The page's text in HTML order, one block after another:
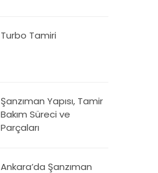
Turbo Tamiri
Şanzıman Yapısı, Tamir
Bakım Süreci ve
Parçaları
Ankara’da Şanzıman